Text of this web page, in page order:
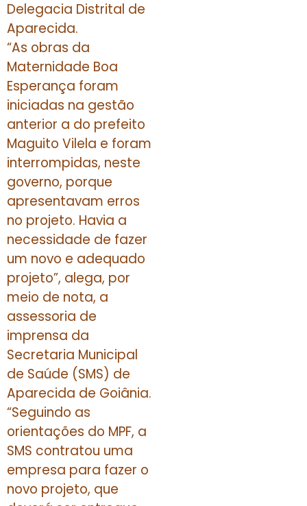
Delegacia Distrital de
Aparecida.
“As obras da
Maternidade Boa
Esperança foram
iniciadas na gestão
anterior a do prefeito
Maguito Vilela e foram
interrompidas, neste
governo, porque
apresentavam erros
no projeto. Havia a
necessidade de fazer
um novo e adequado
projeto”, alega, por
meio de nota, a
assessoria de
imprensa da
Secretaria Municipal
de Saúde (SMS) de
Aparecida de Goiânia.
“Seguindo as
orientações do MPF, a
SMS contratou uma
empresa para fazer o
novo projeto, que